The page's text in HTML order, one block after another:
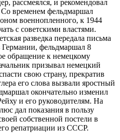
рассмеялся, и рекомендовал
временем фельдмаршал
военнопленного, к 1944
с советскими властями.
разведка передала письма
фельдмаршал 8
обращение к немецкому
призывал немецкий
свою страну, прекратив
его слова вызвали яростный
окончательно изменил
и его руководителям. На
дал показания в пользу
собственной постели в
репатриации из СССР.